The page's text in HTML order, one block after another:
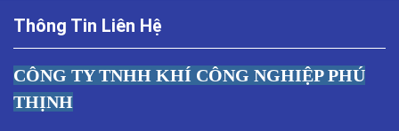
Thông Tin Liên Hệ
CÔNG TY TNHH KHÍ CÔNG NGHIỆP PHÚ
THỊNH